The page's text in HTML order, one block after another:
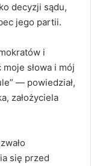
decyzji sądu,
jego partii.
i
słowa i mój
— powiedział,
założyciela
się przed